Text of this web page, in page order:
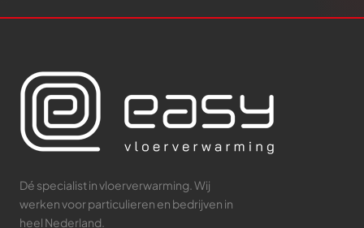
Dé specialist in vloerverwarming. Wij
werken voor particulieren en bedrijven in
heel Nederland.